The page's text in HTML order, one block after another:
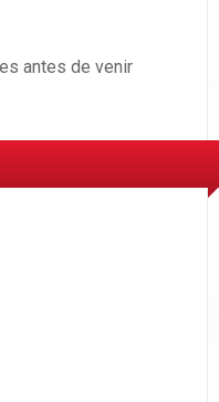
antes de venir